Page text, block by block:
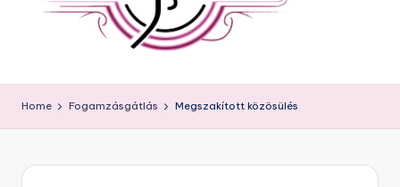
Home Fogamzásgátlás Megszakított közösülés